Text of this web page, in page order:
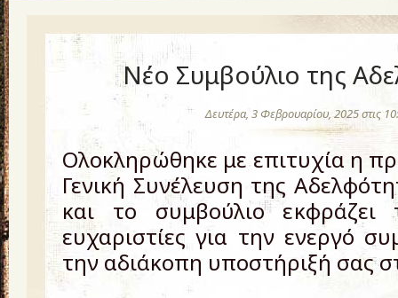
Νέο Συμβούλιο της
Δευτέρα, 3 Φεβρουαρίου, 2025 στις
Ολοκληρώθηκε με επιτυχία η
Γενική Συνέλευση της
και το συμβούλιο εκφράζει
ευχαριστίες για την ενεργό
την αδιάκοπη υποστήριξή σας